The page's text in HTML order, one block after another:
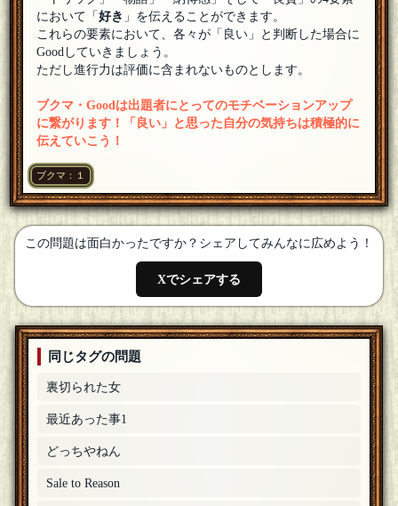
において「好き 」を伝えることができます。
これらの要素において、各々が「良い」と判断した場合に
Goodしていきましょう。
ただし進行力は評価に含まれないものとします。
ブクマ・Goodは出題者にとってのモチベーションアップ
に繋がります！「良い」と思った自分の気持ちは積極的に
伝えていこう！
ブクマ：１
この問題は面白かったですか？シェアしてみんなに広めよう！
Xでシェアする
同じタグの問題
裏切られた女
最近あった事1
どっちやねん
Sale to Reason